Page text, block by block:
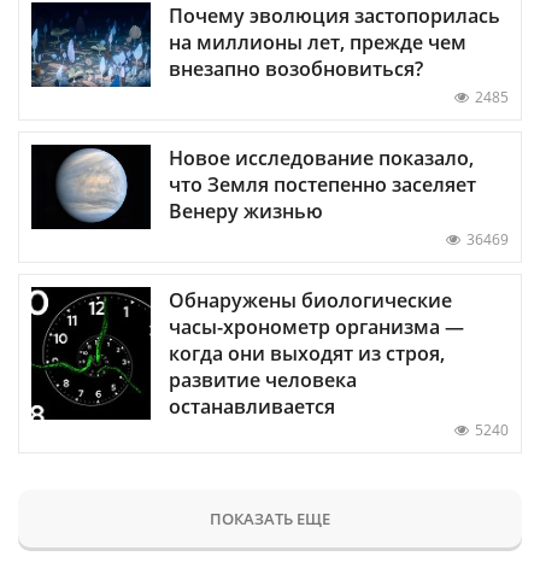
Почему эволюция застопорилась
на миллионы лет, прежде чем
внезапно возобновиться?
2485
Новое исследование показало,
что Земля постепенно заселяет
Венеру жизнью
36469
Обнаружены биологические
часы-хронометр организма —
когда они выходят из строя,
развитие человека
останавливается
5240
ПОКАЗАТЬ ЕЩЕ